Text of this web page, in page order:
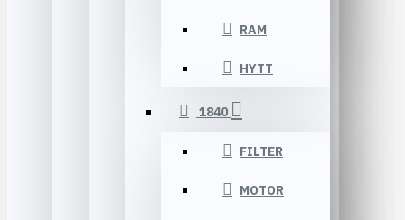
RAM
HYTT
1840
FILTER
MOTOR